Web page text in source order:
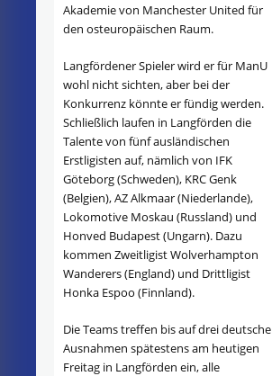
Akademie von Manchester United für
den osteuropäischen Raum.
Langfördener Spieler wird er für ManU
wohl nicht sichten, aber bei der
Konkurrenz könnte er fündig werden.
Schließlich laufen in Langförden die
Talente von fünf ausländischen
Erstligisten auf, nämlich von IFK
Göteborg (Schweden), KRC Genk
(Belgien), AZ Alkmaar (Niederlande),
Lokomotive Moskau (Russland) und
Honved Budapest (Ungarn). Dazu
kommen Zweitligist Wolverhampton
Wanderers (England) und Drittligist
Honka Espoo (Finnland).
Die Teams treffen bis auf drei deutsche
Ausnahmen spätestens am heutigen
Freitag in Langförden ein, alle